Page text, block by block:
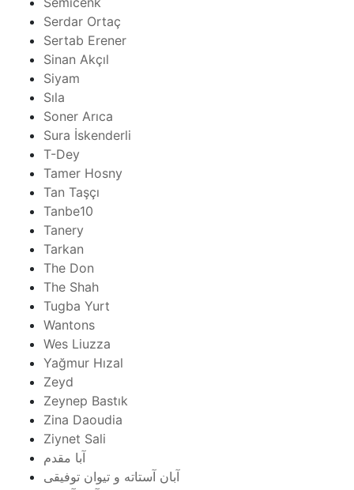
Serdar Ortaç
Sertab Erener
Sinan Akçıl
Siyam
Sıla
Soner Arıca
Sura İskenderli
T-Dey
Tamer Hosny
Tan Taşçı
Tanbe10
Tanery
Tarkan
The Don
The Shah
Tugba Yurt
Wantons
Wes Liuzza
Yağmur Hızal
Zeyd
Zeynep Bastık
Zina Daoudia
Ziynet Sali
آبا مقدم
آبان آستاته و تیوان توفیقی